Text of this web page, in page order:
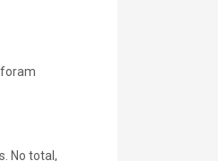
foram
No total,